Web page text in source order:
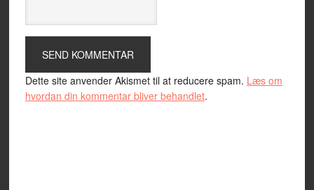
Dette site anvender Akismet til at reducere spam. Læs om
hvordan din kommentar bliver behandlet.